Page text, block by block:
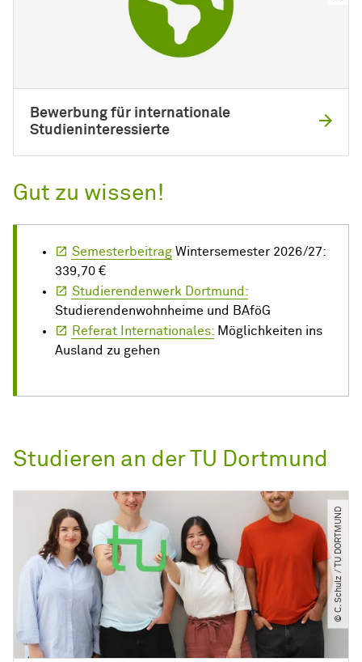
Bewerbung für internationale
Studieninteressierte
Gut zu wissen!
Semesterbeitrag Wintersemester 2026/27:
339,70 €
Studierendenwerk Dortmund:
Studierendenwohnheime und BAföG
Referat Internationales: Möglichkeiten ins
Ausland zu gehen
Studieren an der TU Dortmund
© C. Schulz ​/​ TU DORTMUND